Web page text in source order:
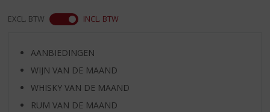
EXCL. BTW INCL. BTW
AANBIEDINGEN
WIJN VAN DE MAAND
WHISKY VAN DE MAAND
RUM VAN DE MAAND